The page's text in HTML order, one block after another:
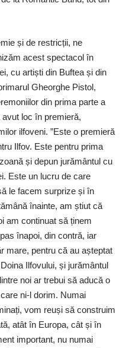
și de restricții, ne
acest spectacol în
cu artiști din Buftea și din
Gheorghe Pistol,
din prima parte a
loc în premieră,
ilfoveni. ”Este o premieră
Ilfov. Este pentru prima
și depun jurământul cu
Este un lucru de care
le facem surprize și în
înainte, am știut că
am continuat să ținem
înapoi, din contră, iar
mare, pentru că au așteptat
Ilfovului, și jurământul
noi ar trebui să aducă o
ni-l dorim. Numai
vom reuși să construim
atât în Europa, cât și în
important, nu numai